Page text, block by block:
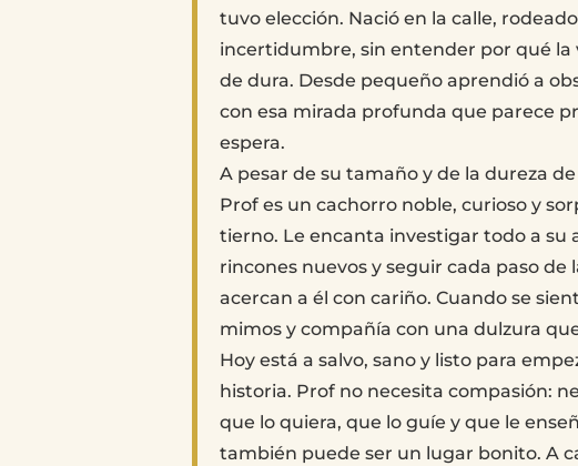
tuvo elección. Nació en la calle,
incertidumbre, sin entender por qué la
de dura. Desde pequeño aprendió a
con esa mirada profunda que parece
espera.
A pesar de su tamaño y de la dureza
Prof es un cachorro noble, curioso y
tierno. Le encanta investigar todo a su
rincones nuevos y seguir cada paso de
acercan a él con cariño. Cuando se
mimos y compañía con una dulzura
Hoy está a salvo, sano y listo para
historia. Prof no necesita compasión:
que lo quiera, que lo guíe y que le
también puede ser un lugar bonito. A